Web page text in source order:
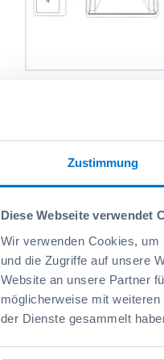
Zustimmung
Diese Webseite verwendet
Wir verwenden Cookies,
und die Zugriffe auf unsere
Website an unsere Partner
möglicherweise mit
der Dienste gesammelt
2785mm ND 1